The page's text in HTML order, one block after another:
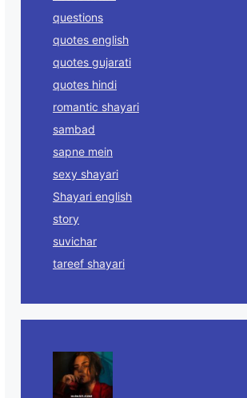
questions
quotes english
quotes gujarati
quotes hindi
romantic shayari
sambad
sapne mein
sexy shayari
Shayari english
story
suvichar
tareef shayari